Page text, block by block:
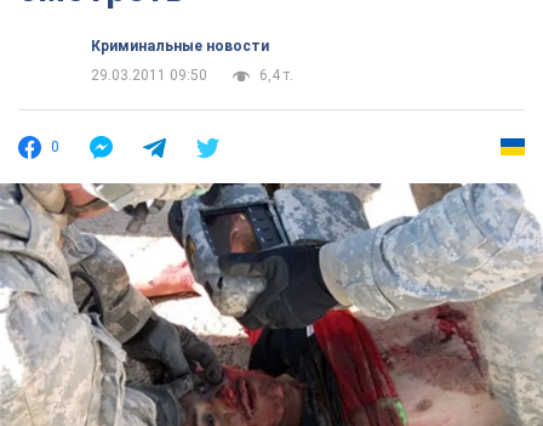
Криминальные новости
29.03.2011 09:50
6,4 т.
0